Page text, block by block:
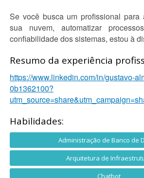
Se você busca um profissional para
sua nuvem, automatizar
confiabilidade dos sistemas, estou à
Resumo da experiência
https://www.linkedin.com/in/gustavo-
0b1362100?
Habilidades:
Administração de Banco de
Arquitetura de
Chatbot